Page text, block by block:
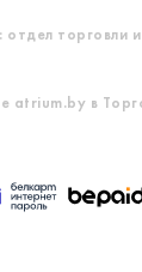
торговли
в